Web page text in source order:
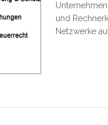
und
Netzwerke